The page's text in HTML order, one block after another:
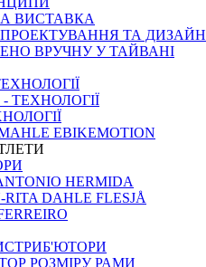
ВИСТАВКА
ТА ДИЗАЙН
ВРУЧНУ У ТАЙВАНІ
ТЕХНОЛОГІЇ
EBIKEMOTION
HERMIDA
RITA DAHLE FLESJÅ
РОЗМIРУ РАМИ